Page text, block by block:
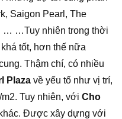
Saigon Pearl, The
… …Tuy nhiên trong thời
tốt, hơn thế nữa
Thậm chí, có nhiều
Plaza về yếu tố như vị trí,
Tuy nhiên, với Cho
Được xây dựng với